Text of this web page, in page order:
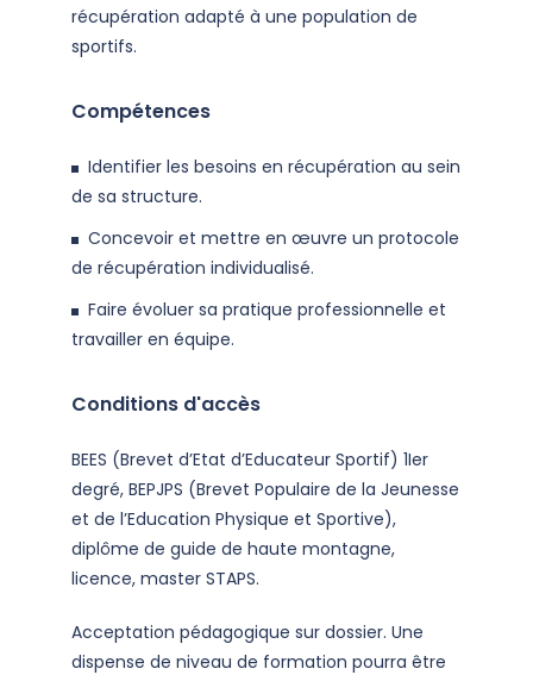
récupération adapté à une population de
sportifs.
Compétences
Identifier les besoins en récupération au sein
de sa structure.
Concevoir et mettre en œuvre un protocole
de récupération individualisé.
Faire évoluer sa pratique professionnelle et
travailler en équipe.
Conditions d'accès
BEES (Brevet d’Etat d’Educateur Sportif) 1Ier
degré, BEPJPS (Brevet Populaire de la Jeunesse
et de l’Education Physique et Sportive),
diplôme de guide de haute montagne,
licence, master STAPS.
Acceptation pédagogique sur dossier. Une
dispense de niveau de formation pourra être